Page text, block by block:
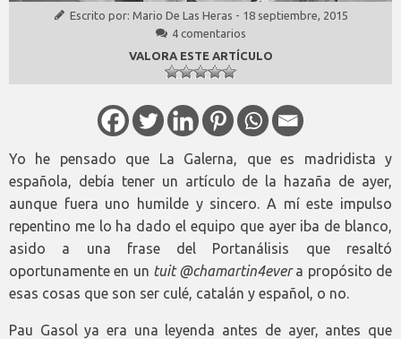
Escrito por: Mario De Las Heras - 18 septiembre, 2015
4 comentarios
VALORA ESTE ARTÍCULO
Yo he pensado que La Galerna, que es madridista y
española, debía tener un artículo de la hazaña de ayer,
aunque fuera uno humilde y sincero. A mí este impulso
repentino me lo ha dado el equipo que ayer iba de blanco,
asido a una frase del Portanálisis que resaltó
oportunamente en un tuit @chamartin4ever a propósito de
esas cosas que son ser culé, catalán y español, o no.
Pau Gasol ya era una leyenda antes de ayer, antes que